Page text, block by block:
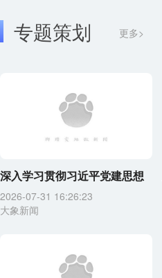
专题策划 更多>
深入学习贯彻习近平党建思想
2026-07-31 16:26:23
大象新闻